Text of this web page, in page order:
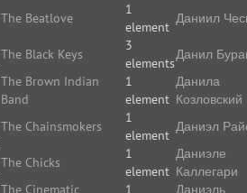
The Beatlove
1
element
The Black Keys
3
elements
The Brown Indian
Band
1
element
The Chainsmokers
1
element
The Chicks
1
element
The Cinematic
1
Даниил
Данил
Данила
Козловский
Даниэл
Даниэле
Каллегари
Даниэль